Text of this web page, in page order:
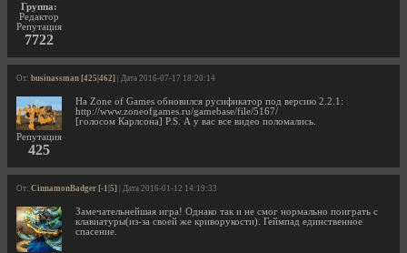
Группа:
Редактор
Репутация
7722
От: businassman [425|462] | Дата 2016-07-17 18:20:14
Репутация
425
На Zone of Games обновился русификатор под версию 2.2.1:
http://www.zoneofgames.ru/gamebase/file/5167/
[голосом Карлсона] P.S. А у вас все видео поломались.
От: CinnamonBadger [-1|5] | Дата 2016-01-12 14:19:33
Замечательнейшая игра! Однако так и не смог нормально поиграть с
клавиатуры(из-за своей же криворукости). Геймпад единственное
спасение.